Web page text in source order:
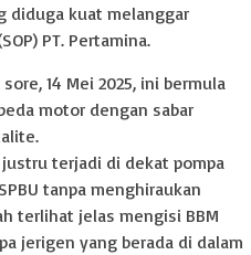
diduga kuat melanggar
PT. Pertamina.
14 Mei 2025, ini bermula
motor dengan sabar
terjadi di dekat pompa
tanpa menghiraukan
terlihat jelas mengisi BBM
jerigen yang berada di dalam